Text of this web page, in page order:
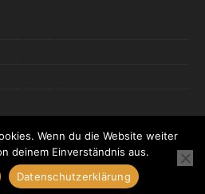
Kammerichs
Impressum
Royal
Wenn du die Website weiter
deinem Einverständnis aus.
Datenschutzerklärung